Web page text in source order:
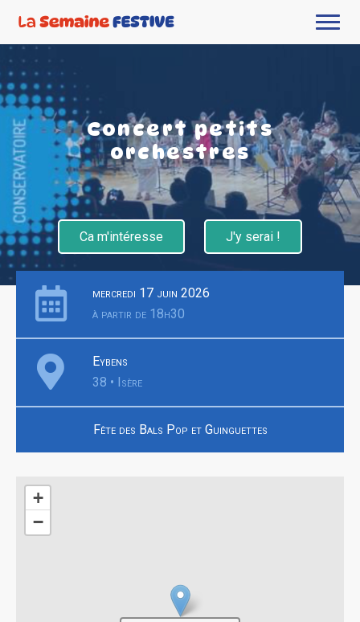
Concert petits
orchestres
Ca m'intéresse J'y serai !
mercredi 17 juin 2026
à partir de 18h30
Eybens
38 • Isère
Fête des Bals Pop et Guinguettes
+
−